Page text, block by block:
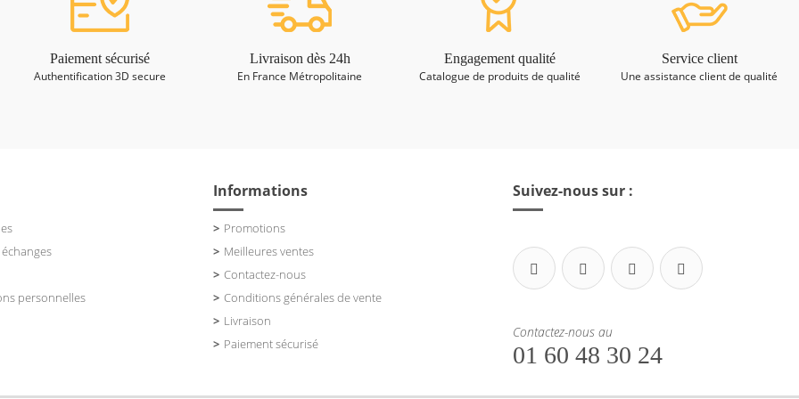
Paiement sécurisé
Authentification 3D secure
Livraison dès 24h
En France Métropolitaine
Engagement qualité
Catalogue de produits de qualité
Service client
Une assistance client de qualité
personnelles
Informations
Promotions
Meilleures ventes
Contactez-nous
Conditions générales de vente
Livraison
Paiement sécurisé
Suivez-nous sur :
Contactez-nous au
01 60 48 30 24